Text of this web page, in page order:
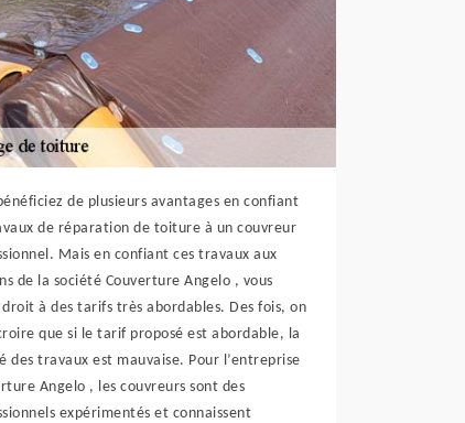
de plusieurs avantages en confiant
de réparation de toiture à un couvreur
Mais en confiant ces travaux aux
de la société Couverture Angelo , vous
à des tarifs très abordables. Des fois, on
que si le tarif proposé est abordable, la
des travaux est mauvaise. Pour l’entreprise
Angelo , les couvreurs sont des
expérimentés et connaissent